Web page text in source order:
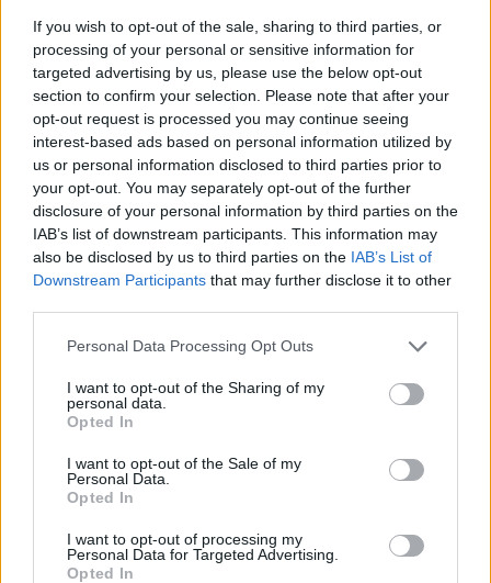
If you wish to opt-out of the sale, sharing to third parties, or
processing of your personal or sensitive information for
targeted advertising by us, please use the below opt-out
section to confirm your selection. Please note that after your
opt-out request is processed you may continue seeing
interest-based ads based on personal information utilized by
us or personal information disclosed to third parties prior to
your opt-out. You may separately opt-out of the further
disclosure of your personal information by third parties on the
IAB’s list of downstream participants. This information may
also be disclosed by us to third parties on the IAB’s List of
Downstream Participants that may further disclose it to other
Personal Data Processing Opt Outs
I want to opt-out of the Sharing of my
personal data.
Opted In
I want to opt-out of the Sale of my
Personal Data.
Opted In
I want to opt-out of processing my
Personal Data for Targeted Advertising.
Opted In
Sportback e-tron. O modelo estava envolto em
camuflagem e apresentava várias modificações todo-o-
terreno, incluindo um bodykit largo, uma suspensão
elevada e pneus todo-o-terreno.
Tags: Audi Q6 e-tron Sportback
Ricardo Carvalho
Related Posts